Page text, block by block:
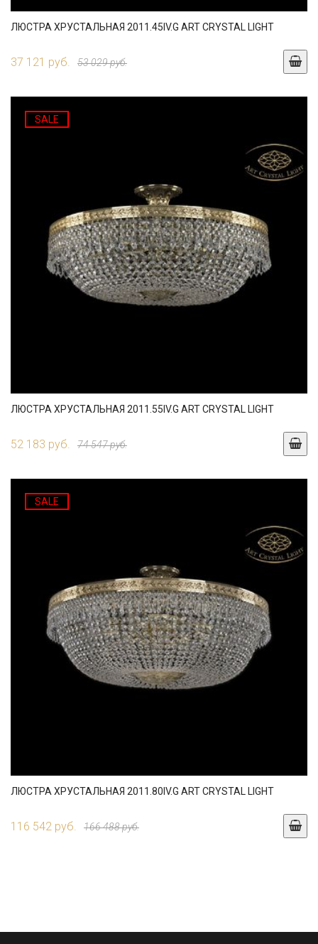
ЛЮСТРА ХРУСТАЛЬНАЯ 2011.45IV.G ART CRYSTAL LIGHT
37 121 руб. 53 029 руб.
SALE
ЛЮСТРА ХРУСТАЛЬНАЯ 2011.55IV.G ART CRYSTAL LIGHT
52 183 руб. 74 547 руб.
SALE
ЛЮСТРА ХРУСТАЛЬНАЯ 2011.80IV.G ART CRYSTAL LIGHT
116 542 руб. 166 488 руб.